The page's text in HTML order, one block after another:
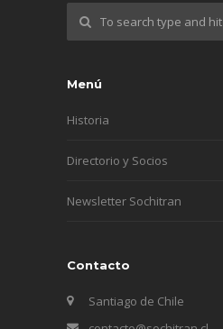
Menú
Historia
Directorio y Socios
Newsletter Sochitran
Contacto
Santiago de Chile